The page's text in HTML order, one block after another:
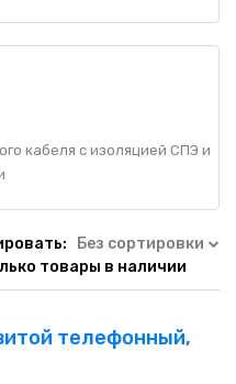
кабеля с изоляцией СПЭ и
Без сортировки
товары в наличии
телефонный,